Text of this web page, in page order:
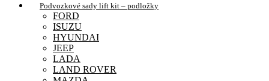
Podvozkové sady lift kit – podložky
FORD
ISUZU
HYUNDAI
JEEP
LADA
LAND ROVER